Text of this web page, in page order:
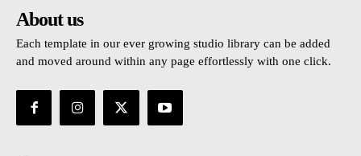
About us
Each template in our ever growing studio library can be added
and moved around within any page effortlessly with one click.